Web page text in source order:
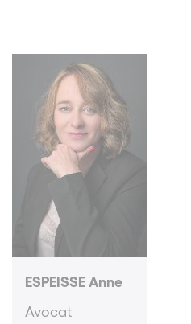
ESPEISSE Anne
Avocat